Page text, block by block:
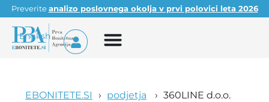
Preveriteanalizo poslovnega okolja v prvi polovici leta 2026
English
EBONITETE.SI podjetja 360LINE d.o.o.